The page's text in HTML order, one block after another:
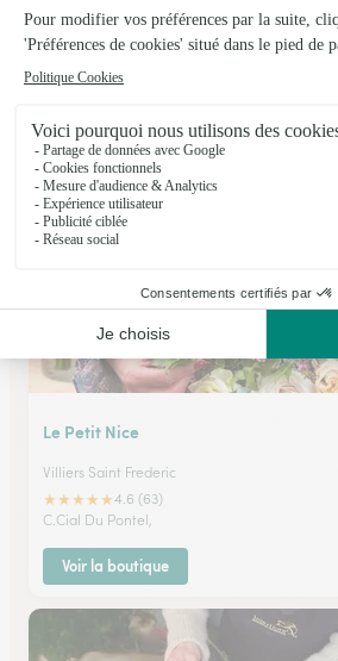
Idees Florales
Limay
35 rue de Paris
Voir la boutique
Le Petit Nice
Villiers Saint Frederic
★★★★★4.6 (63)
C.Cial Du Pontel,
Voir la boutique